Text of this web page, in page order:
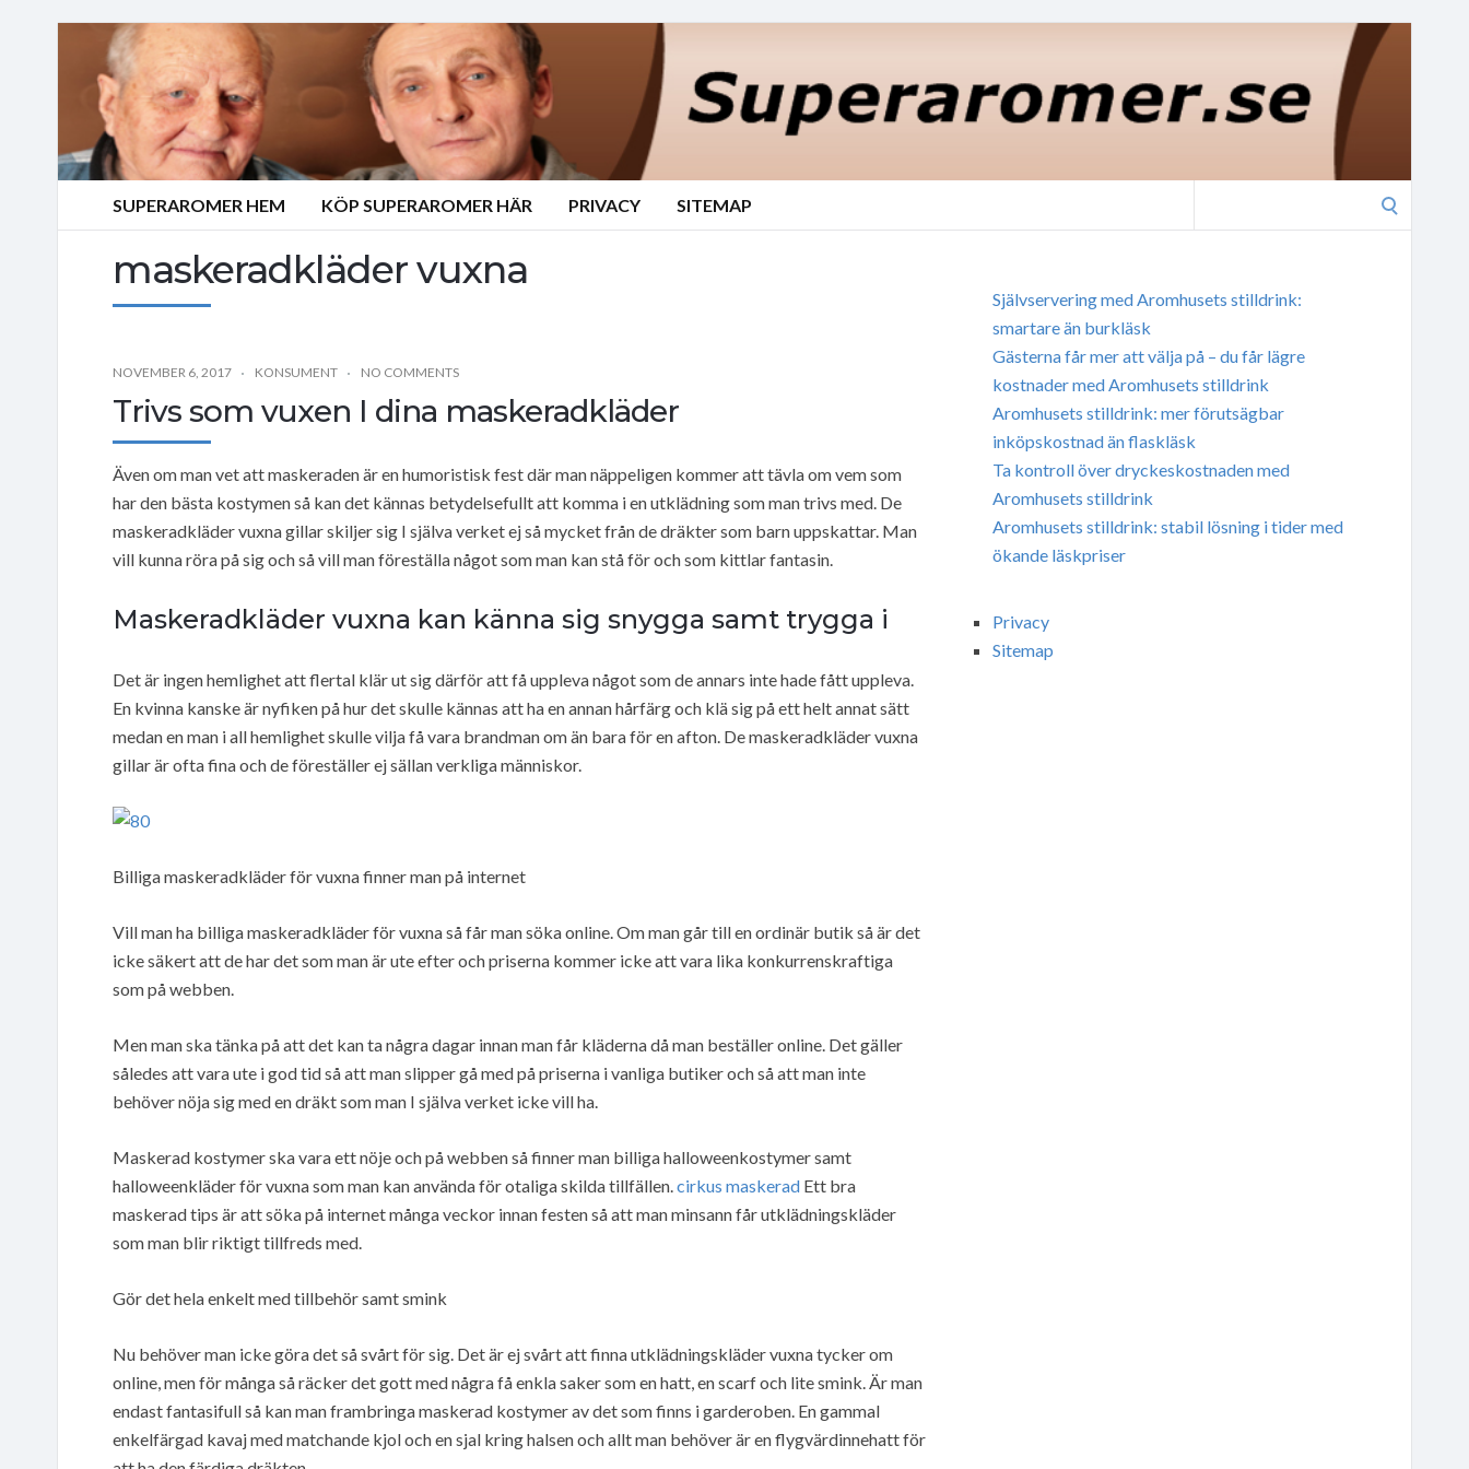
SUPERAROMER HEM KÖP SUPERAROMER HÄR PRIVACY SITEMAP
maskeradkläder vuxna
NOVEMBER 6, 2017 KONSUMENT NO COMMENTS
Trivs som vuxen I dina maskeradkläder
Även om man vet att maskeraden är en humoristisk fest där man näppeligen kommer att tävla om vem som
har den bästa kostymen så kan det kännas betydelsefullt att komma i en utklädning som man trivs med. De
maskeradkläder vuxna gillar skiljer sig I själva verket ej så mycket från de dräkter som barn uppskattar. Man
vill kunna röra på sig och så vill man föreställa något som man kan stå för och som kittlar fantasin.
Maskeradkläder vuxna kan känna sig snygga samt trygga i
Det är ingen hemlighet att flertal klär ut sig därför att få uppleva något som de annars inte hade fått uppleva.
En kvinna kanske är nyfiken på hur det skulle kännas att ha en annan hårfärg och klä sig på ett helt annat sätt
medan en man i all hemlighet skulle vilja få vara brandman om än bara för en afton. De maskeradkläder vuxna
gillar är ofta fina och de föreställer ej sällan verkliga människor.
Billiga maskeradkläder för vuxna finner man på internet
Vill man ha billiga maskeradkläder för vuxna så får man söka online. Om man går till en ordinär butik så är det
icke säkert att de har det som man är ute efter och priserna kommer icke att vara lika konkurrenskraftiga
som på webben.
Men man ska tänka på att det kan ta några dagar innan man får kläderna då man beställer online. Det gäller
således att vara ute i god tid så att man slipper gå med på priserna i vanliga butiker och så att man inte
behöver nöja sig med en dräkt som man I själva verket icke vill ha.
Maskerad kostymer ska vara ett nöje och på webben så finner man billiga halloweenkostymer samt
halloweenkläder för vuxna som man kan använda för otaliga skilda tillfällen.cirkus maskerad Ett bra
maskerad tips är att söka på internet många veckor innan festen så att man minsann får utklädningskläder
som man blir riktigt tillfreds med.
Gör det hela enkelt med tillbehör samt smink
Nu behöver man icke göra det så svårt för sig. Det är ej svårt att finna utklädningskläder vuxna tycker om
online, men för många så räcker det gott med några få enkla saker som en hatt, en scarf och lite smink. Är man
endast fantasifull så kan man frambringa maskerad kostymer av det som finns i garderoben. En gammal
enkelfärgad kavaj med matchande kjol och en sjal kring halsen och allt man behöver är en flygvärdinnehatt för
Självservering med Aromhusets stilldrink:
smartare än burkläsk
Gästerna får mer att välja på – du får lägre
kostnader med Aromhusets stilldrink
Aromhusets stilldrink: mer förutsägbar
inköpskostnad än flaskläsk
Ta kontroll över dryckeskostnaden med
Aromhusets stilldrink
Aromhusets stilldrink: stabil lösning i tider med
ökande läskpriser
Privacy
Sitemap